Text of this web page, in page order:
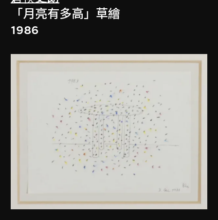
「月亮有多高」草繪
1986